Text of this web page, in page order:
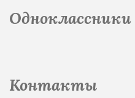
Одноклассники
Контакты